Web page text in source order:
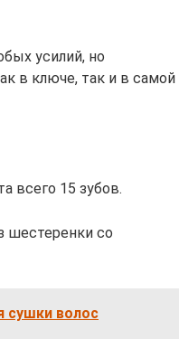
усилий, но
в ключе, так и в самой
всего 15 зубов.
шестеренки со
сушки волос